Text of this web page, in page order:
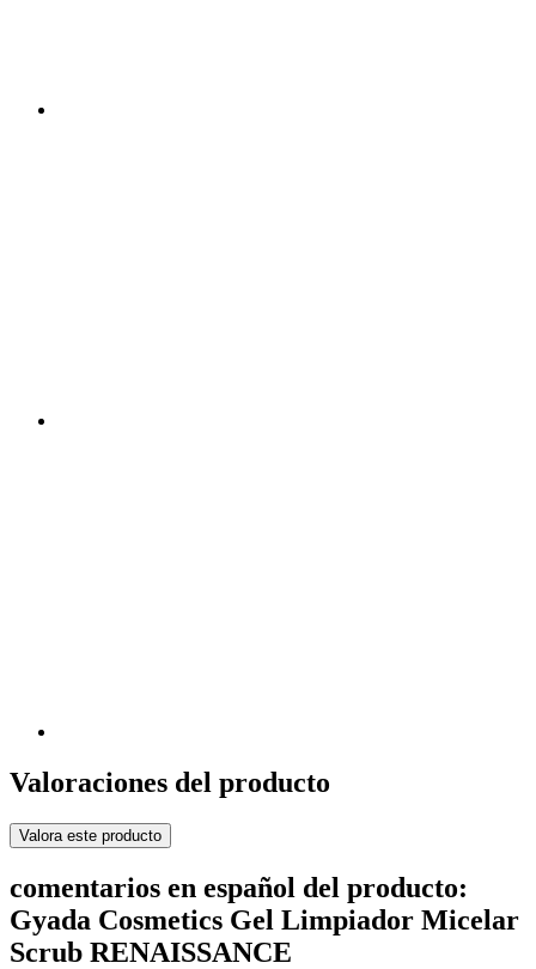
Valoraciones del producto
Valora este producto
comentarios en español del producto:
Gyada Cosmetics Gel Limpiador Micelar
Scrub RENAISSANCE